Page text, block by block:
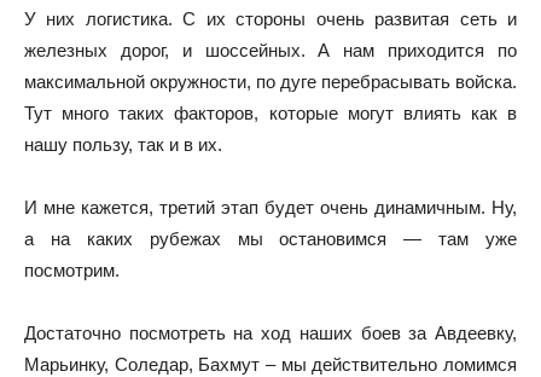
У них логистика. С их стороны очень развитая сеть и
железных дорог, и шоссейных. А нам приходится по
максимальной окружности, по дуге перебрасывать войска.
Тут много таких факторов, которые могут влиять как в
нашу пользу, так и в их.
И мне кажется, третий этап будет очень динамичным. Ну,
а на каких рубежах мы остановимся — там уже
посмотрим.
Достаточно посмотреть на ход наших боев за Авдеевку,
Марьинку, Соледар, Бахмут – мы действительно ломимся